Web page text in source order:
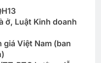
ở, Luật Kinh doanh
Việt Nam (ban